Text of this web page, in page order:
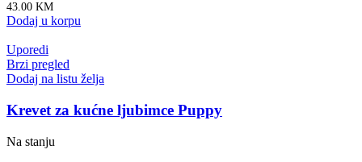
43.00 KM
Dodaj u korpu
Uporedi
Brzi pregled
Dodaj na listu želja
Krevet za kućne ljubimce Puppy
Na stanju